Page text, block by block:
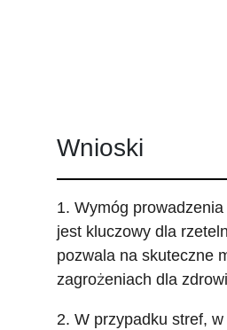
Wnioski
1. Wymóg
jest kluczowy dla
pozwala na skuteczne
zagrożeniach dla
2. W przypadku stref,